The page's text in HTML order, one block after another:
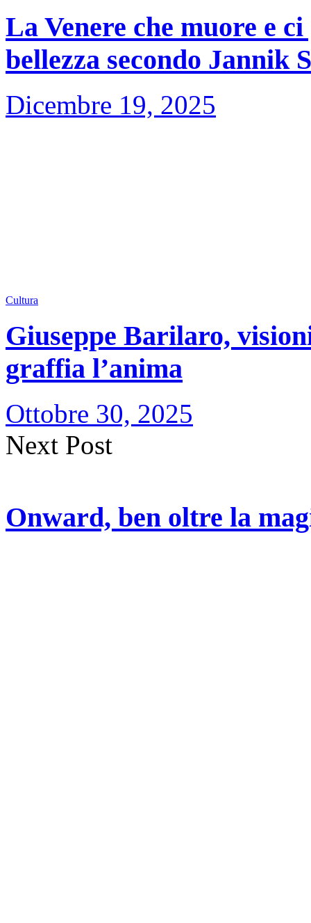
La Venere che muore e
bellezza secondo Jannik
Dicembre 19, 2025
Cultura
Giuseppe Barilaro,
graffia l’anima
Ottobre 30, 2025
Next Post
Onward, ben oltre la